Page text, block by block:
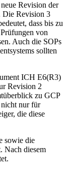
Revision der
Die Revision 3
dass bis zu
von
Auch die SOPs
sollten
ICH E6(R3)
Revision 2
zu GCP
nicht nur für
die diese
sowie die
Nach diesem